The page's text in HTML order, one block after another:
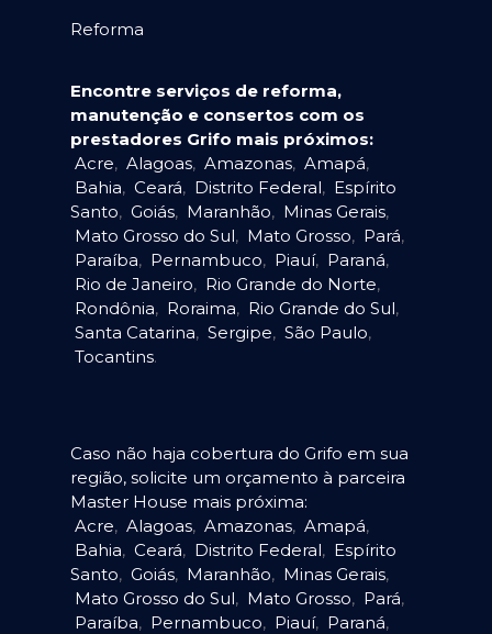
Reforma
Encontre serviços de reforma,
manutenção e consertos com os
prestadores Grifo mais próximos:
Acre, Alagoas, Amazonas, Amapá,
Bahia, Ceará, Distrito Federal, Espírito
Santo, Goiás, Maranhão, Minas Gerais,
Mato Grosso do Sul, Mato Grosso, Pará,
Paraíba, Pernambuco, Piauí, Paraná,
Rio de Janeiro, Rio Grande do Norte,
Rondônia, Roraima, Rio Grande do Sul,
Santa Catarina, Sergipe, São Paulo,
Tocantins.
Caso não haja cobertura do Grifo em sua
região, solicite um orçamento à parceira
Master House mais próxima:
Acre, Alagoas, Amazonas, Amapá,
Bahia, Ceará, Distrito Federal, Espírito
Santo, Goiás, Maranhão, Minas Gerais,
Mato Grosso do Sul, Mato Grosso, Pará,
Paraíba, Pernambuco, Piauí, Paraná,